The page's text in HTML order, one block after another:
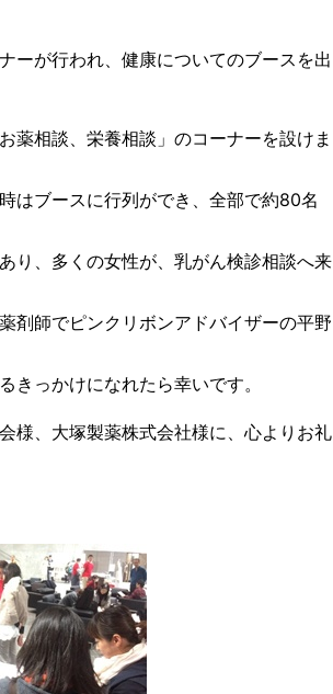
ーが行われ、健康についてのブースを出
薬相談、栄養相談」のコーナーを設けま
はブースに行列ができ、全部で約80名
り、多くの女性が、乳がん検診相談へ来
剤師でピンクリボンアドバイザーの平野
きっかけになれたら幸いです。
様、大塚製薬株式会社様に、心よりお礼